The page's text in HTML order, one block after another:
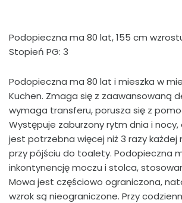
Podopieczna ma 80 lat, 155 cm
Stopień PG: 3
Podopieczna ma 80 lat i mieszka w
Kuchen. Zmaga się z zaawansowaną
wymaga transferu, porusza się z
Występuje zaburzony rytm dnia i
jest potrzebna więcej niż 3 razy każdej
przy pójściu do toalety. Podopieczna
inkontynencję moczu i stolca,
Mowa jest częściowo ograniczona,
wzrok są nieograniczone. Przy